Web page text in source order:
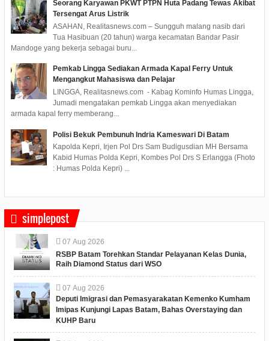
Seorang Karyawan PKWT PTPN Huta Padang Tewas Akibat
Tersengat Arus Listrik
ASAHAN, Realitasnews.com – Sungguh malang nasib dari
Tua Hasibuan (20 tahun) warga kecamatan Bandar Pasir
Mandoge yang bekerja sebagai buru...
Pemkab Lingga Sediakan Armada Kapal Ferry Untuk
Mengangkut Mahasiswa dan Pelajar
LINGGA, Realitasnews.com - Kabag Kominfo Humas Lingga,
Jumadi mengatakan pemkab Lingga akan menyediakan
armada kapal ferry memberang...
Polisi Bekuk Pembunuh Indria Kameswari Di Batam
Kapolda Kepri, Irjen Pol Drs Sam Budigusdian MH Bersama
Kabid Humas Polda Kepri, Kombes Pol Drs S Erlangga (Fhoto
: Humas Polda Kepri) ...
simplepost
07 Aug 2026
RSBP Batam Torehkan Standar Pelayanan Kelas Dunia,
Raih Diamond Status dari WSO
07 Aug 2026
Deputi Imigrasi dan Pemasyarakatan Kemenko Kumham
Imipas Kunjungi Lapas Batam, Bahas Overstaying dan
KUHP Baru